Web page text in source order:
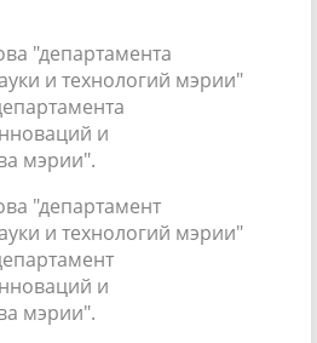
"департамента
и технологий мэрии"
и
мэрии".
"департамент
и технологий мэрии"
и
мэрии".